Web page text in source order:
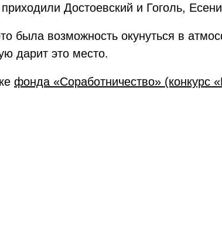
Достоевский и Гоголь,
была возможность окунуться в
дарит это место.
фонда «Соработничество» (конкурс